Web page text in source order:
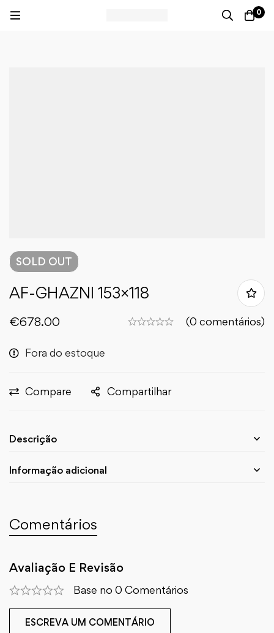
0
SOLD OUT
AF-GHAZNI 153×118
€678.00 (0 comentários)
Fora do estoque
Compare Compartilhar
Descrição
Informação adicional
Comentários
Avaliação E Revisão
Base no 0 Comentários
ESCREVA UM COMENTÁRIO